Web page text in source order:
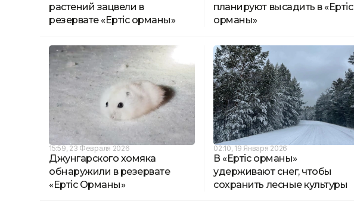
растений зацвели в
резервате «Ертіс орманы»
планируют высадить в «Ертіс
орманы»
15:59, 23 Февраля 2026
Джунгарского хомяка
обнаружили в резервате
«Ертіс Орманы»
02:10, 19 Января 2026
В «Ертіс орманы»
удерживают снег, чтобы
сохранить лесные культуры